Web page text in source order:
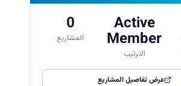
Active
Member
الترتيب
0
المشاريع
عرض تفاصيل المشاريع